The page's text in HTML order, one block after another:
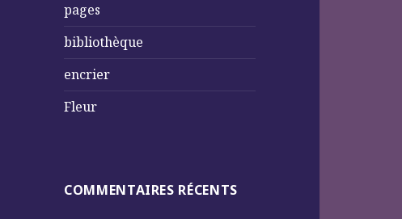
pages
bibliothèque
encrier
Fleur
COMMENTAIRES RÉCENTS